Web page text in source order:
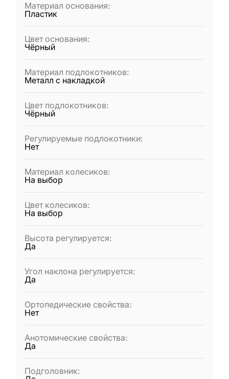
Материал основания:
Пластик
Цвет основания:
Чёрный
Материал подлокотников:
Металл с накладкой
Цвет подлокотников:
Чёрный
Регулируемые подлокотники:
Нет
Материал колесиков:
На выбор
Цвет колесиков:
На выбор
Высота регулируется:
Да
Угол наклона регулируется:
Да
Ортопедические свойства:
Нет
Анотомические свойства:
Да
Подголовник: